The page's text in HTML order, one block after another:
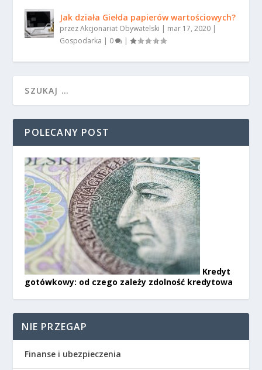
Jak działa Giełda papierów wartościowych?
przezAkcjonariat Obywatelski | mar 17, 2020 |
Gospodarka | 0 |
POLECANY POST
Kredyt
gotówkowy: od czego zależy zdolność kredytowa
NIE PRZEGAP
Finanse i ubezpieczenia